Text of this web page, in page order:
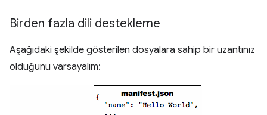
Birden fazla dili destekleme
Aşağıdaki şekilde gösterilen dosyalara sahip bir uzantınız
olduğunu varsayalım: